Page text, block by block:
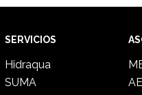
SERVICIOS
Hidraqua
SUMA